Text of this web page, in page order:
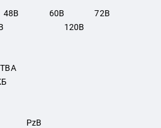
48В 60В 72В
120В
PzB